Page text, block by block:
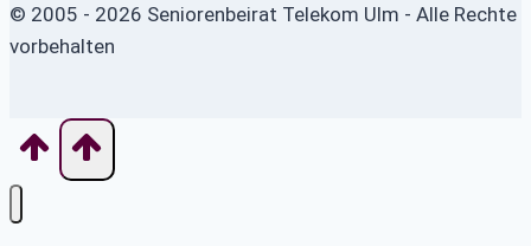
© 2005 - 2026 Seniorenbeirat Telekom Ulm - Alle Rechte
vorbehalten